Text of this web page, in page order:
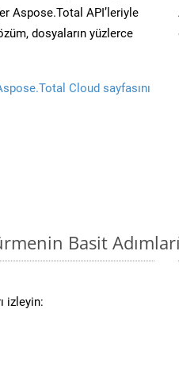
Aspose.Total API’leriyle
dosyaların yüzlerce
Cloud sayfasını
Basit
izleyin: